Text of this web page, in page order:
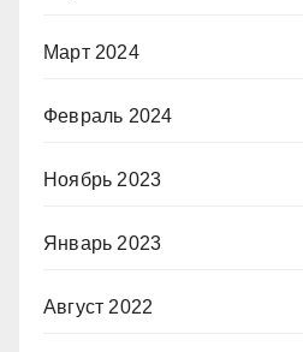
Март 2024
Февраль 2024
Ноябрь 2023
Январь 2023
Август 2022